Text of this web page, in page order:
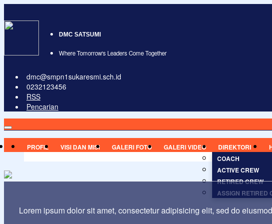
DMC SATSUMI
Where Tomorrow's Leaders Come Together
dmc@smpn1sukaresmi.sch.id
0232123456
RSS
Pencarian
PROFIL VISI DAN MISI GALERI FOTO GALERI VIDEO
DIREKTORI
COACH
ACTIVE CREW
RETIRED CREW
ASSIGN RETIRED
Lorem ipsum dolor sit amet, consectetur adipisicing elit, sed do